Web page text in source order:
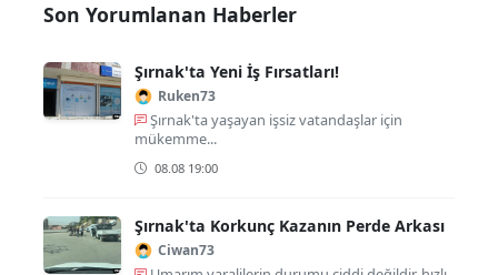
Son Yorumlanan Haberler
Şırnak'ta Yeni İş Fırsatları!
Ruken73
Şırnak'ta yaşayan işsiz vatandaşlar için
mükemme...
08.08 19:00
Şırnak'ta Korkunç Kazanın Perde Arkası
Ciwan73